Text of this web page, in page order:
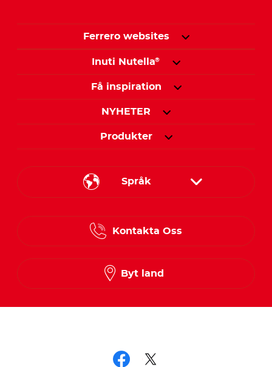
Ferrero websites
Inuti Nutella®
Få inspiration
NYHETER
Produkter
Språk
Norwegian
Kontakta Oss
Byt land